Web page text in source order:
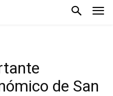
de San